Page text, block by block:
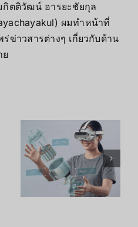
กิตติวัฒน์ อารยะชัยกุล
ผมทำหน้าที่
ข่าวสารต่างๆ เกี่ยวกับด้าน
D435i: สุด
ยอดกล้อง
Depth
Camera
พร้อม IMU